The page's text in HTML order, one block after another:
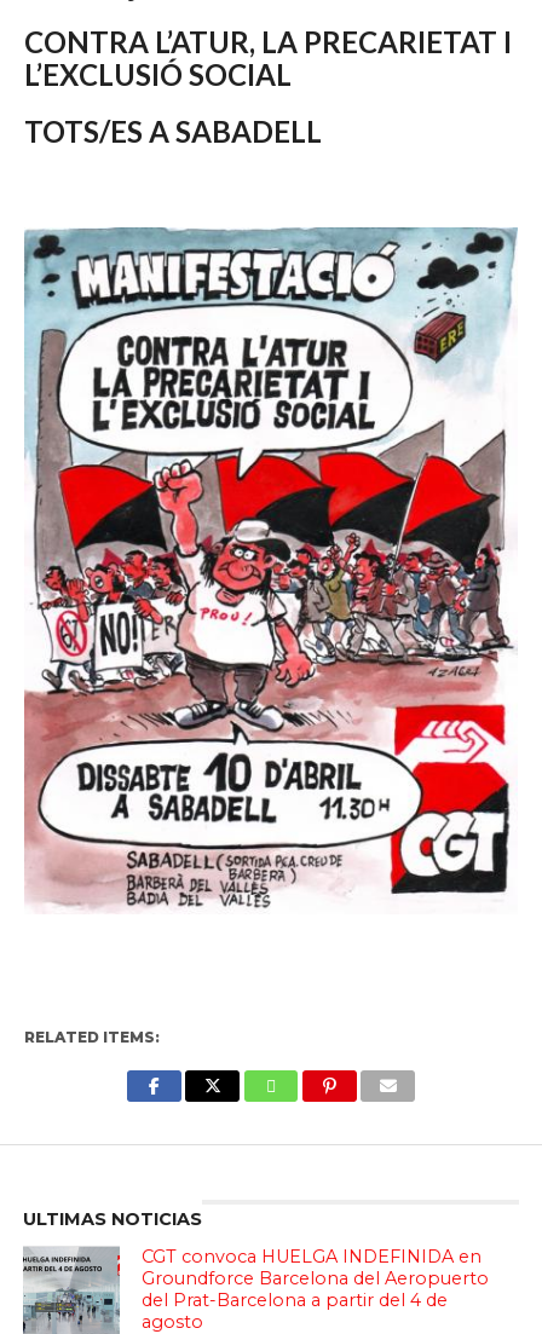
CONTRA L’ATUR, LA PRECARIETAT I
L’EXCLUSIÓ SOCIAL
TOTS/ES A SABADELL
RELATED ITEMS:
ULTIMAS NOTICIAS
CGT convoca HUELGA INDEFINIDA en
Groundforce Barcelona del Aeropuerto
del Prat-Barcelona a partir del 4 de
agosto